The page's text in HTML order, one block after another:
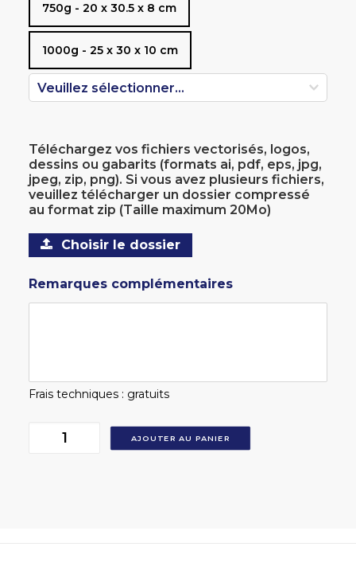
750g - 20 x 30.5 x 8 cm
1000g - 25 x 30 x 10 cm
Téléchargez vos fichiers vectorisés, logos,
dessins ou gabarits (formats ai, pdf, eps, jpg,
jpeg, zip, png). Si vous avez plusieurs fichiers,
veuillez télécharger un dossier compressé
au format zip (Taille maximum 20Mo)
Choisir le dossier
Remarques complémentaires
Frais techniques : gratuits
Quantité AJOUTER AU PANIER